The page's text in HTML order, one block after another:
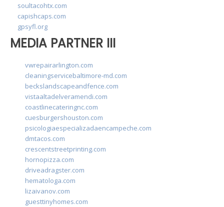
soultacohtx.com
capishcaps.com
gpsyfl.org
MEDIA PARTNER III
vwrepairarlington.com
cleaningservicebaltimore-md.com
beckslandscapeandfence.com
vistaaltadelveramendi.com
coastlinecateringnc.com
cuesburgershouston.com
psicologiaespecializadaencampeche.com
dmtacos.com
crescentstreetprinting.com
hornopizza.com
driveadragster.com
hematologa.com
lizaivanov.com
guesttinyhomes.com